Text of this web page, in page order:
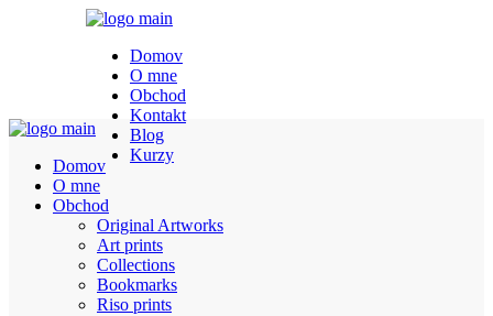
Domov
O mne
Obchod
Kontakt
Blog
Kurzy
Domov
O mne
Obchod
Original Artworks
Art prints
Collections
Bookmarks
Riso prints